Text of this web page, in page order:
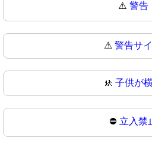
⚠️ 警告
⚠ 警告サ
🚸 子供が
⛔ 立入禁